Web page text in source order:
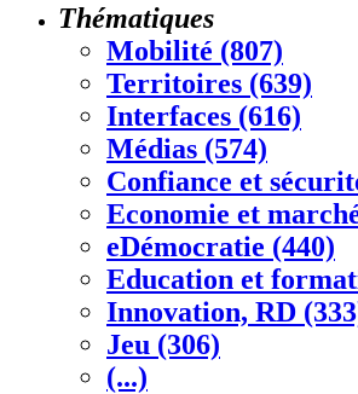
Thématiques
Mobilité (807)
Territoires (639)
Interfaces (616)
Médias (574)
Confiance et
Economie et
eDémocratie (440)
Education et
Innovation, RD
Jeu (306)
(...)